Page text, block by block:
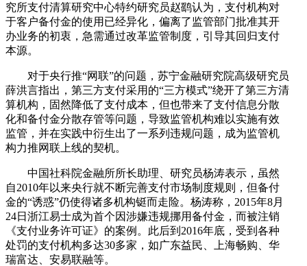
究所支付清算研究中心特约研究员赵鹞认为，支付机构对
于客户备付金的使用已经异化，偏离了监管部门批准其开
办业务的初衷，急需通过改革监管制度，引导其回归支付
本源。
对于央行推“网联”的问题，苏宁金融研究院高级研究员
薛洪言指出，第三方支付采用的“三方模式”绕开了第三方清
算机构，固然降低了支付成本，但也带来了支付信息分散
化和备付金分散存管等问题，导致监管机构难以实施有效
监管，并在实践中衍生出了一系列违规问题，成为监管机
构力推网联上线的契机。
中国社科院金融所所长助理、研究员杨涛表示，虽然
自2010年以来央行就不断完善支付市场制度规则，但备付
金的“诱惑”仍使得诸多机构铤而走险。杨涛称，2015年8月
24日浙江易士成为首个因涉嫌违规挪用备付金，而被注销
《支付业务许可证》的案例。此后到2016年底，受到各种
处罚的支付机构多达30多家，如广东益民、上海畅购、华
瑞富达、安易联融等。